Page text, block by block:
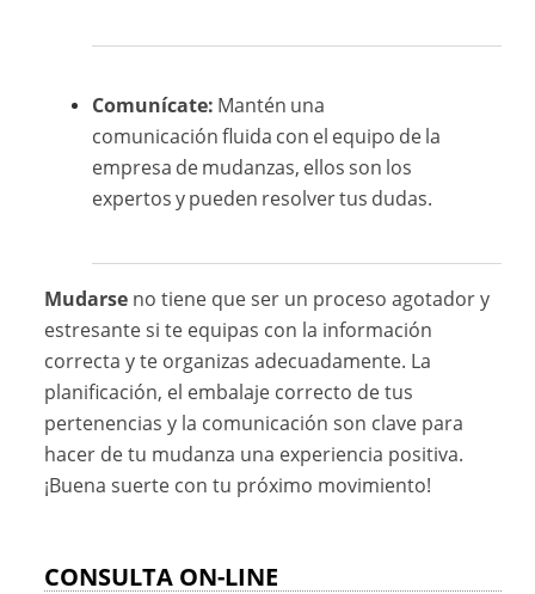
Comunícate: Mantén una
comunicación fluida con el equipo de la
empresa de mudanzas, ellos son los
expertos y pueden resolver tus dudas.
Mudarse no tiene que ser un proceso agotador y
estresante si te equipas con la información
correcta y te organizas adecuadamente. La
planificación, el embalaje correcto de tus
pertenencias y la comunicación son clave para
hacer de tu mudanza una experiencia positiva.
¡Buena suerte con tu próximo movimiento!
CONSULTA ON-LINE